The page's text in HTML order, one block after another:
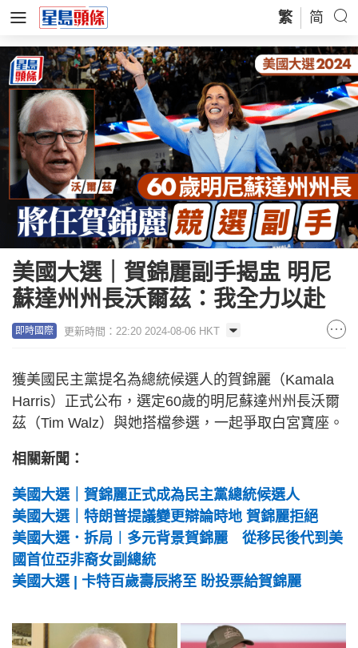
繁 简
美國大選｜賀錦麗副手揭盅 明尼
蘇達州州長沃爾茲：我全力以赴
即時國際 更新時間：22:20 2024-08-06 HKT
獲美國民主黨提名為總統候選人的賀錦麗（Kamala
Harris）正式公布，選定60歲的明尼蘇達州州長沃爾
茲（Tim Walz）與她搭檔參選，一起爭取白宮寶座。
相關新聞：
美國大選｜賀錦麗正式成為民主黨總統候選人
美國大選｜特朗普提議變更辯論時地 賀錦麗拒絕
美國大選．拆局︱多元背景賀錦麗 從移民後代到美
國首位亞非裔女副總統
美國大選 | 卡特百歲壽辰將至 盼投票給賀錦麗